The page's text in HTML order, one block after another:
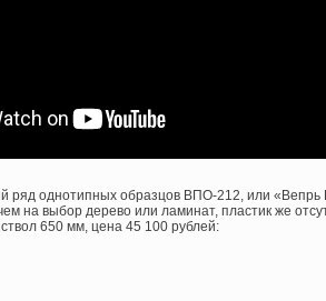
ряд однотипных образцов ВПО-212, или
на выбор дерево или ламинат, пластик же
ствол 650 мм, цена 45 100 рублей: